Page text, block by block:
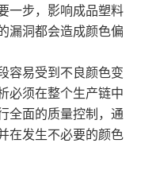
步，影响成品塑料
漏洞都会造成颜色偏
易受到不良颜色变
必须在整个生产链中
全面的质量控制，通
在发生不必要的颜色